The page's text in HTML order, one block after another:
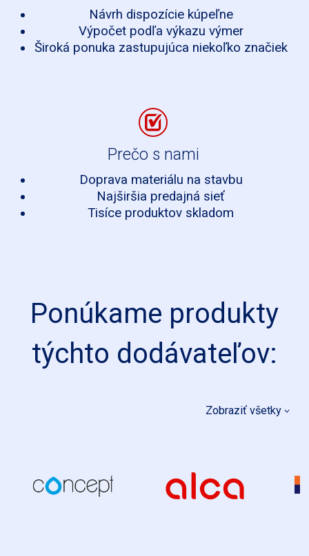
Návrh dispozície kúpeľne
Výpočet podľa výkazu výmer
Široká ponuka zastupujúca niekoľko značiek
Prečo s nami
Doprava materiálu na stavbu
Najširšia predajná sieť
Tisíce produktov skladom
Ponúkame produkty
týchto dodávateľov:
Zobraziť všetky